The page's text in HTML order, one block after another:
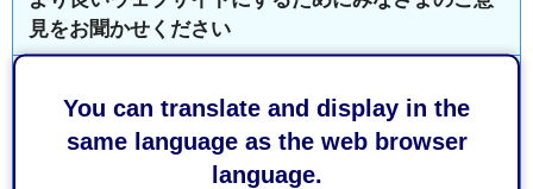
You can translate and display in the
same language as the web browser
language.
見をお聞かせください
このページの情報は役に立ちましたか？
1：役に立った
2：ふつう
3：役に立たなかった